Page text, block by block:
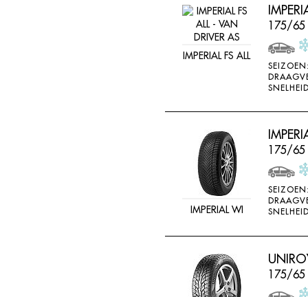
IMPERIAL FS ALL
175/65
IMPERIAL WI
175/65
175/65